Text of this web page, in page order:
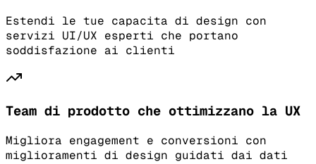
Estendi le tue capacita di design con
servizi UI/UX esperti che portano
soddisfazione ai clienti
Team di prodotto che ottimizzano la UX
Migliora engagement e conversioni con
miglioramenti di design guidati dai dati